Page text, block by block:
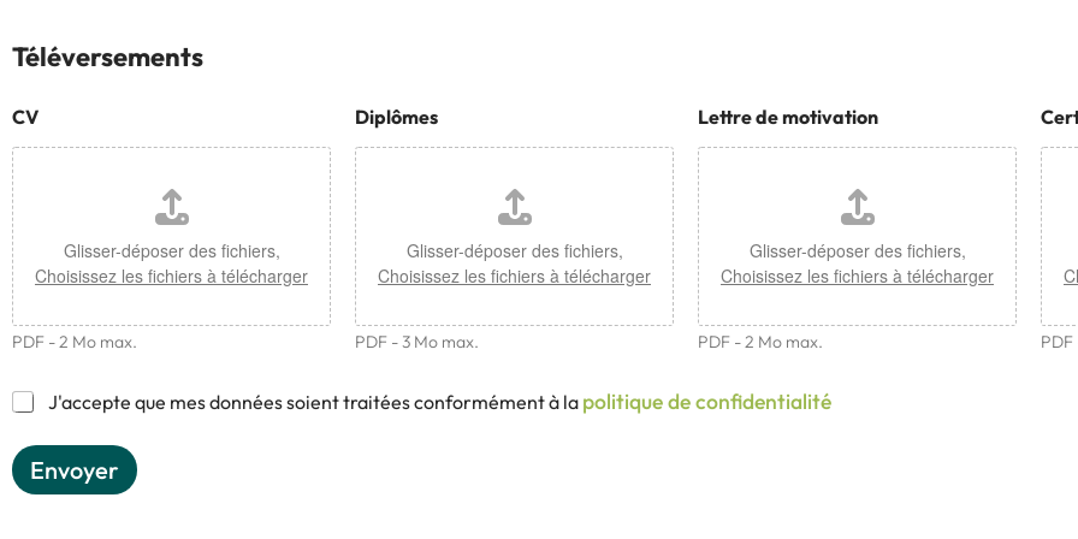
Téléversements
CV
Glisser-déposer des fichiers,
Choisissez les fichiers à télécharger
PDF - 2 Mo max.
Diplômes
Glisser-déposer des fichiers,
Choisissez les fichiers à télécharger
PDF - 3 Mo max.
Lettre de motivation
Glisser-déposer des fichiers,
Choisissez les fichiers à télécharger
PDF - 2 Mo max.
C
e
s
J'accepte que mes données soient traitées conformément à la politique de confidentialité
Envoyer